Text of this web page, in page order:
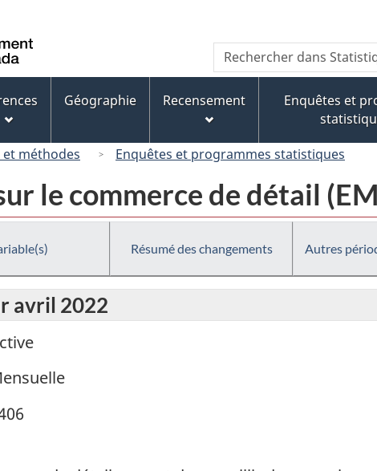
au
contenu
principal
« À
propos
de
ce
version
HTML
simplifiée
Canada
Recherche
Rechercher
dans
Canada
Géographie Recensement
Enquêtes et
méthodes Enquêtes et programmes statistiques
le commerce de détail
Résumé des changements Autres
avril 2022